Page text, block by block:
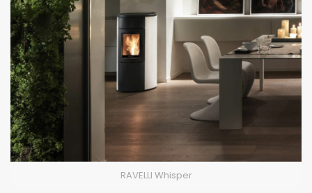
RAVELLI Whisper